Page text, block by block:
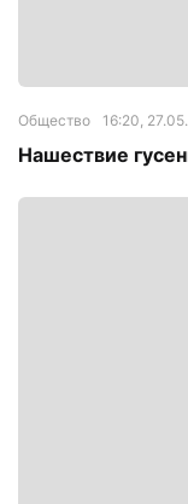
Общество 16:20,
Нашествие